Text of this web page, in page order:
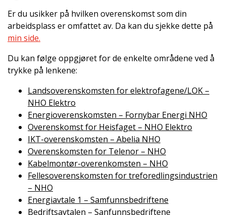
Er du usikker på hvilken overenskomst som din
arbeidsplass er omfattet av. Da kan du sjekke dette på
min side.
Du kan følge oppgjøret for de enkelte områdene ved å
trykke på lenkene:
Landsoverenskomsten for elektrofagene/LOK –
NHO Elektro
Energioverenskomsten – Fornybar Energi NHO
Overenskomst for Heisfaget – NHO Elektro
IKT-overenskomsten – Abelia NHO
Overenskomsten for Telenor – NHO
Kabelmontør-overenkomsten – NHO
Fellesoverenskomsten for treforedlingsindustrien
– NHO
Energiavtale 1 – Samfunnsbedriftene
Bedriftsavtalen – Sanfunnsbedriftene